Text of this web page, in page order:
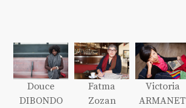
Douce
DIBONDO
Fatma
Zozan
Victoria
ARMANET